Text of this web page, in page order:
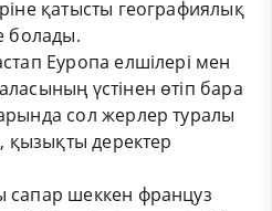
қатысты географиялық
болады.
Еуропа елшілері мен
үстінен өтіп бара
сол жерлер туралы
қызықты деректер
шеккен француз